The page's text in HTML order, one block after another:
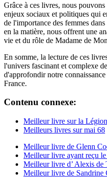
Grâce à ces livres, nous
enjeux sociaux et politiques qui
de l'importance des femmes
en la matière, nous offrent une
vie et du rôle de Madame de
En somme, la lecture de ces
l'univers fascinant et complexe
d'approfondir notre
France.
Contenu connexe:
Meilleur livre sur la
Meilleurs livres sur mai 68
Meilleur livre de Glenn
Meilleur livre ayant reçu
Meilleur livre d’ Alexis de
Meilleur livre de Sandrine